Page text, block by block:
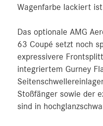
Wagenfarbe lackiert
Das optionale AMG
63 Coupé setzt noch
expressivere
integriertem Gurney
Stoßfänger sowie der
sind in